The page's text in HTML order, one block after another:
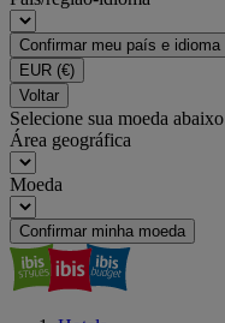
Confirmar meu país e idioma
EUR (€)
Voltar
Selecione sua moeda abaixo
Área geográfica
Moeda
Confirmar minha moeda